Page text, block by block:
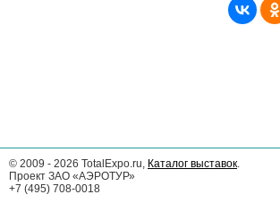
© 2009 - 2026 TotalExpo.ru, Каталог выставок.
Проект ЗАО «АЭРОТУР»
+7 (495) 708-0018